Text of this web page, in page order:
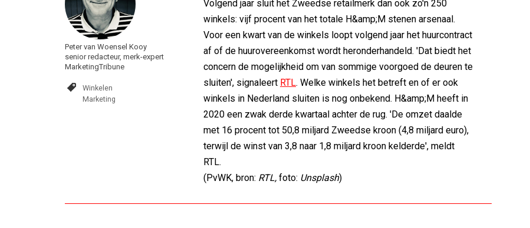
Peter van Woensel Kooy
senior redacteur, merk-expert
MarketingTribune
Winkelen
Marketing
Volgend jaar sluit het Zweedse retailmerk dan ook zo'n 250
winkels: vijf procent van het totale H&amp;M stenen arsenaal.
Voor een kwart van de winkels loopt volgend jaar het huurcontract
af of de huurovereenkomst wordt heronderhandeld. 'Dat biedt het
concern de mogelijkheid om van sommige voorgoed de deuren te
sluiten', signaleert RTL. Welke winkels het betreft en of er ook
winkels in Nederland sluiten is nog onbekend. H&amp;M heeft in
2020 een zwak derde kwartaal achter de rug. 'De omzet daalde
met 16 procent tot 50,8 miljard Zweedse kroon (4,8 miljard euro),
terwijl de winst van 3,8 naar 1,8 miljard kroon kelderde', meldt
RTL.
(PvWK, bron: RTL, foto: Unsplash)